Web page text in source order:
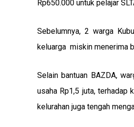
Rp650.000 untuk pelajar
Sebelumnya, 2 warga
keluarga miskin menerima
Selain bantuan BAZDA,
usaha Rp1,5 juta, terhadap
kelurahan juga tengah